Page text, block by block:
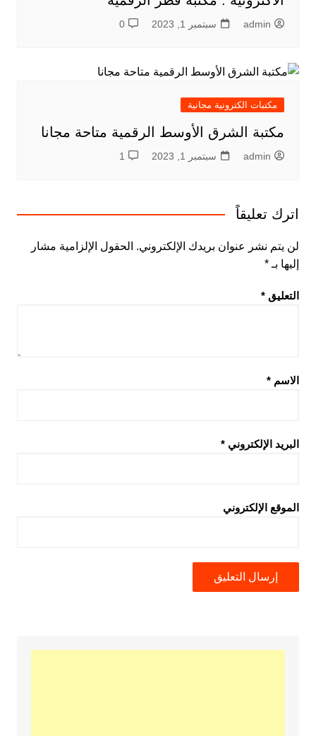
admin سبتمبر 1, 2023 0
مكتبات الكترونية مجانية
مكتبة الشرق الأوسط الرقمية متاحة مجانا
admin سبتمبر 1, 2023 1
اترك تعليقاً
لن يتم نشر عنوان بريدك الإلكتروني. الحقول الإلزامية مشار
إليها بـ *
التعليق *
الاسم *
البريد الإلكتروني *
الموقع الإلكتروني